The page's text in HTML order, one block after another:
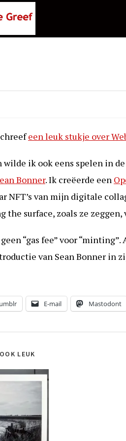
een leuk stukje over
ik ook eens spelen in
Bonner. Ik creëerde een
NFT’s van mijn digitale
the surface, zoals ze zeggen,
“gas fee” voor
van Sean Bonner in
E-mail Mastodont
LEUK